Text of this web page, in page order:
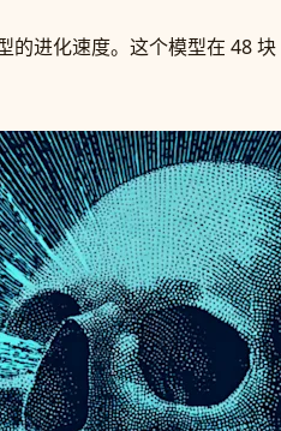
的进化速度。这个模型在 48